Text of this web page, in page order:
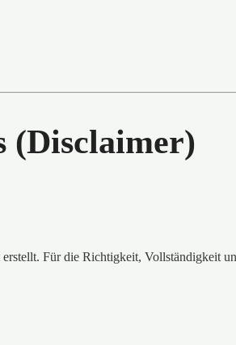
(Disclaimer)
Für die Richtigkeit, Vollständigkeit